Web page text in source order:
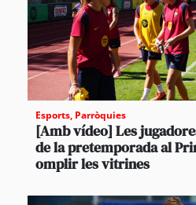
Esports, Parròquies
[Amb vídeo] Les
de la pretemporada al
omplir les vitrines